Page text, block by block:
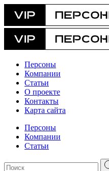
Персоны
Компании
Статьи
О проекте
Контакты
Карта сайта
Персоны
Компании
Статьи